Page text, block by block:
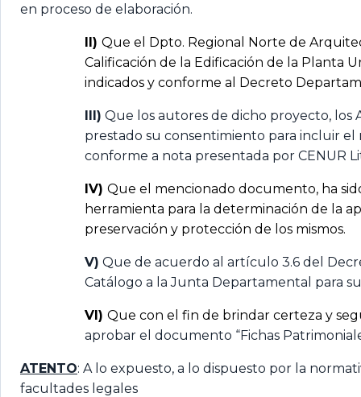
en proceso de elaboración.
II) Que el Dpto. Regional Norte de
Calificación de la Edificación de la Planta
indicados y conforme al Decreto
III) Que los autores de dicho proyecto, los
prestado su consentimiento para incluir
conforme a nota presentada por CENUR
IV) Que el mencionado documento, ha
herramienta para la determinación de la
preservación y protección de los mismos.
V) Que de acuerdo al artículo 3.6 del
Catálogo a la Junta Departamental para
VI) Que con el fin de brindar certeza y
aprobar el documento “Fichas
ATENTO: A lo expuesto, a lo dispuesto por la
facultades legales